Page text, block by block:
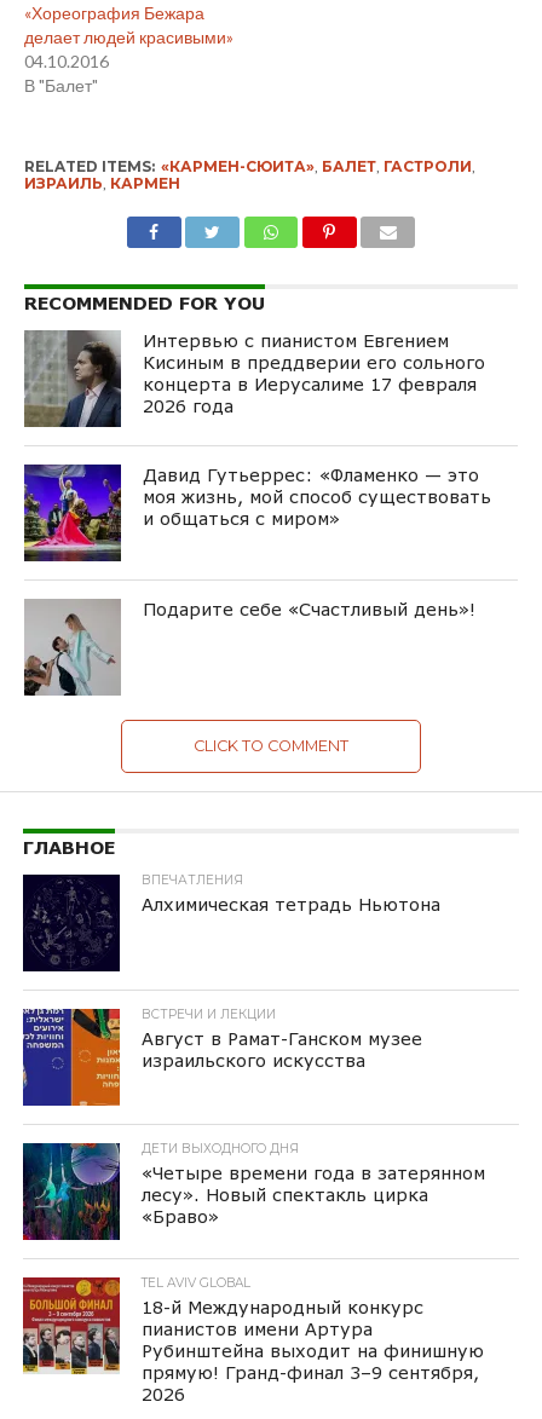
«Хореография Бежара
делает людей красивыми»
04.10.2016
В "Балет"
RELATED ITEMS: «КАРМЕН-СЮИТА», БАЛЕТ, ГАСТРОЛИ
ИЗРАИЛЬ КАРМЕН
RECOMMENDED FOR YOU
Интервью с пианистом Евгением
Кисиным в преддверии его сольного
концерта в Иерусалиме 17 февраля
2026 года
Давид Гутьеррес: «Фламенко — это
моя жизнь, мой способ существовать
и общаться с миром»
Подарите себе «Счастливый день»!
CLICK TO COMMENT
ГЛАВНОЕ
ВПЕЧАТЛЕНИЯ
Алхимическая тетрадь Ньютона
ВСТРЕЧИ И ЛЕКЦИИ
Август в Рамат-Ганском музее
израильского искусства
ДЕТИ ВЫХОДНОГО ДНЯ
«Четыре времени года в затерянном
лесу». Новый спектакль цирка
«Браво»
TEL AVIV GLOBAL
18-й Международный конкурс
пианистов имени Артура
Рубинштейна выходит на финишную
прямую! Гранд-финал 3–9 сентября,
2026